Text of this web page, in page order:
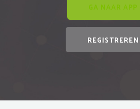
GA NAAR APP
REGISTREREN